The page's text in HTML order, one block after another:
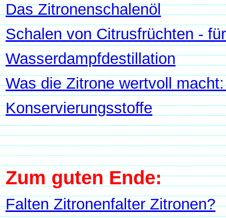
Das Zitronenschalenöl
Schalen von Citrusfrüchten -
Wasserdampfdestillation
Was die Zitrone wertvoll
Konservierungsstoffe
Zum guten Ende:
Falten Zitronenfalter Zitronen?